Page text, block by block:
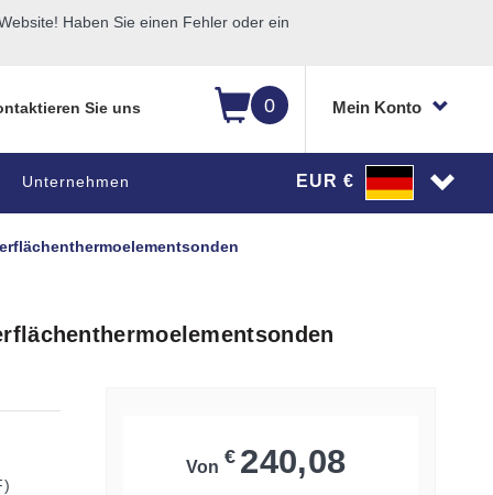
Haben Sie einen Fehler oder ein
0 Mein Konto
Sie uns
Unternehmen EUR €
Von € 240,08